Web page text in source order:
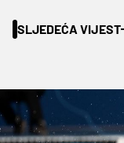
SLJEDEĆA VIJEST